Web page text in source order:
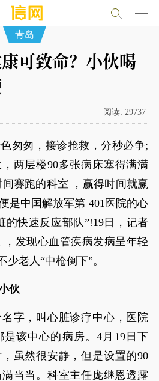
青岛
可致命？小伙喝
阅读: 29737
匆匆，接诊抢救，分秒必争;
两层楼90多张病床塞得满满
赛跑的科室 ，赢得时间就赢
是中国解放军第 401医院的心
的快速反应部队”!19日，记者
发现心血管疾病发病呈年轻
少老人“中枪倒下”。
伙
字，叫心脏诊疗中心，医院
是该中心的病房。4月19日下
虽然很安静，但是设置的90
当当。科室主任庞继恩透露